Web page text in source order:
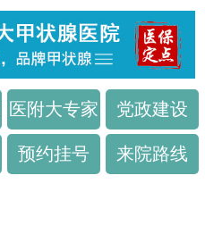
医附大专家 党政建设
预约挂号 来院路线